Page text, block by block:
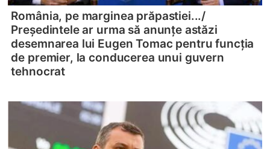
România, pe marginea prăpastiei.../
Președintele ar urma să anunțe astăzi
desemnarea lui Eugen Tomac pentru funcția
de premier, la conducerea unui guvern
tehnocrat